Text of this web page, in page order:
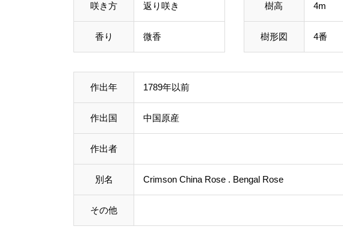
咲き方 返り咲き
香り 微香
樹高 4m
樹形図 4番
作出年 1789年以前
作出国 中国原産
作出者
別名 Crimson China Rose . Bengal Rose
その他